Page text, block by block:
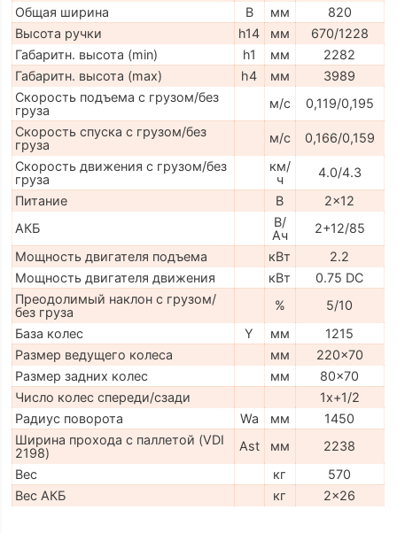
Общая ширина
B мм
820
Высота ручки
h14 мм
670/1228
Габаритн. высота (min)
h1 мм
2282
Габаритн. высота (max)
h4 мм
3989
Скорость подъема с грузом/без
груза
м/с
0,119/0,195
Скорость спуска с грузом/без
груза
м/с
0,166/0,159
Скорость движения с грузом/без
груза
км/
ч
4.0/4.3
Питание
В
2x12
АКБ
В/
Ач
2+12/85
Мощность двигателя подъема
кВт
2.2
Мощность двигателя движения
кВт
0.75 DC
Преодолимый наклон с грузом/
без груза
%
5/10
База колес
Y мм
1215
Размер ведущего колеса
мм
220x70
Размер задних колес
мм
80x70
Число колес спереди/сзади
1x+1/2
Радиус поворота
Wa мм
1450
Ширина прохода с паллетой (VDI
2198)
Ast мм
2238
Вес
кг
570
Вес АКБ
кг 2x26